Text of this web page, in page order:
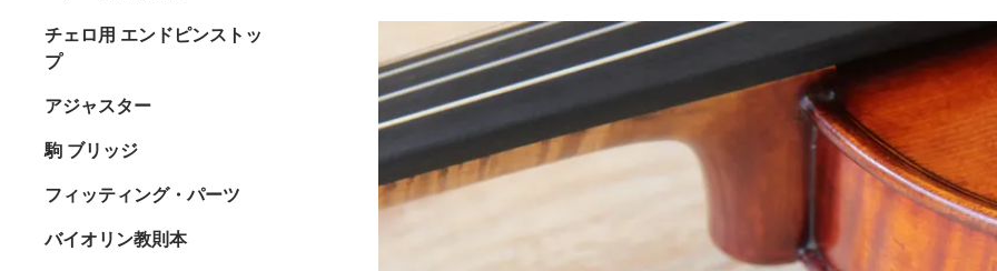
チェロ用 エンドピンストッ
プ
アジャスター
駒 ブリッジ
フィッティング・パーツ
バイオリン教則本